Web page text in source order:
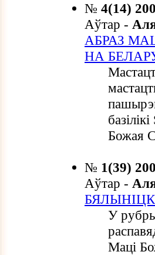
№ 4(14)
Аўтар -
АБРАЗ
НА
Божая
№ 1(39)
Аўтар -
У
Маці